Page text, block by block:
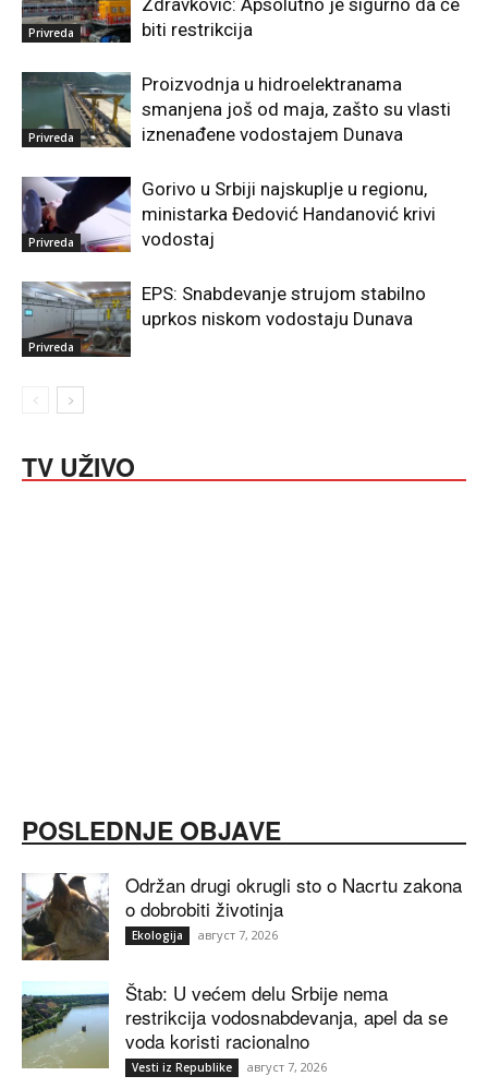
Privreda
biti restrikcija
Privreda
Proizvodnja u hidroelektranama
smanjena još od maja, zašto su vlasti
iznenađene vodostajem Dunava
Privreda
Gorivo u Srbiji najskuplje u regionu,
ministarka Đedović Handanović krivi
vodostaj
Privreda
EPS: Snabdevanje strujom stabilno
uprkos niskom vodostaju Dunava
TV UŽIVO
POSLEDNJE OBJAVE
Održan drugi okrugli sto o Nacrtu zakona
o dobrobiti životinja
Ekologija август 7, 2026
Štab: U većem delu Srbije nema
restrikcija vodosnabdevanja, apel da se
voda koristi racionalno
Vesti iz Republike август 7, 2026